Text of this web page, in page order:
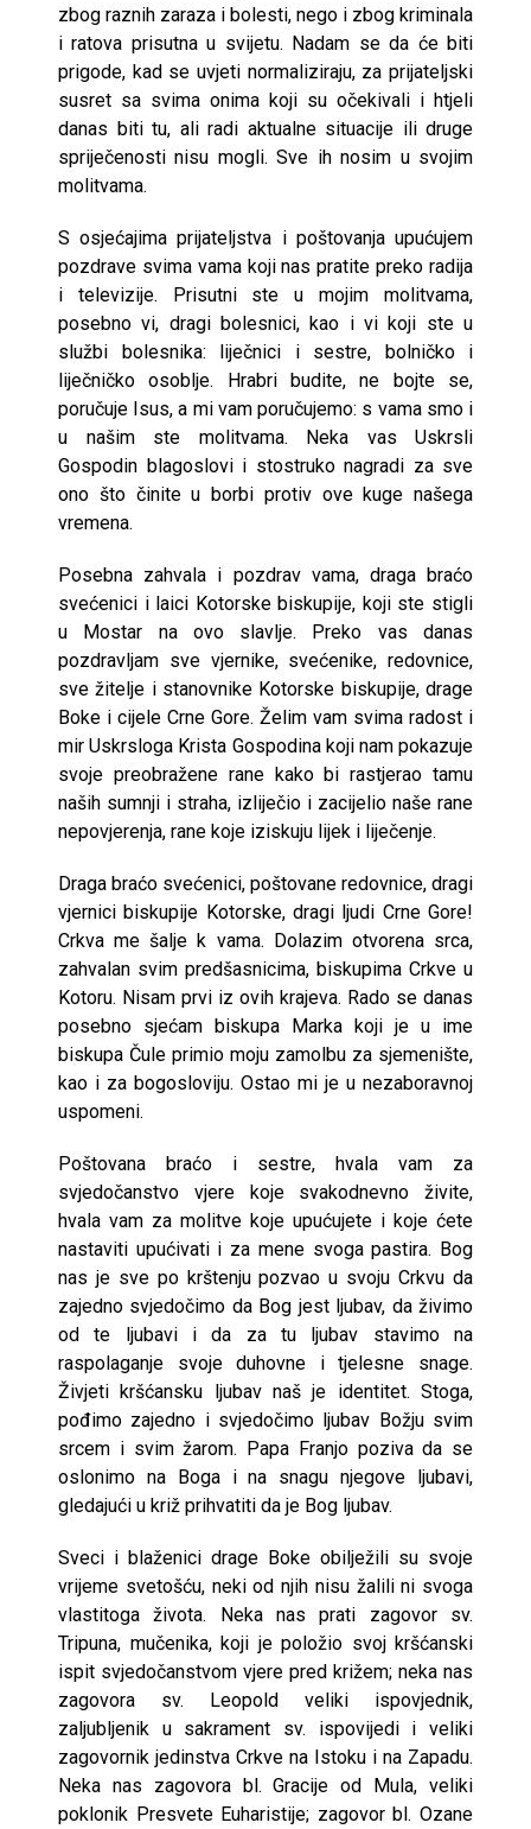
zbog raznih zaraza i bolesti, nego i zbog kriminala
i ratova prisutna u svijetu. Nadam se da će biti
prigode, kad se uvjeti normaliziraju, za prijateljski
susret sa svima onima koji su očekivali i htjeli
danas biti tu, ali radi aktualne situacije ili druge
spriječenosti nisu mogli. Sve ih nosim u svojim
molitvama.
S osjećajima prijateljstva i poštovanja upućujem
pozdrave svima vama koji nas pratite preko radija
i televizije. Prisutni ste u mojim molitvama,
posebno vi, dragi bolesnici, kao i vi koji ste u
službi bolesnika: liječnici i sestre, bolničko i
liječničko osoblje. Hrabri budite, ne bojte se,
poručuje Isus, a mi vam poručujemo: s vama smo i
u našim ste molitvama. Neka vas Uskrsli
Gospodin blagoslovi i stostruko nagradi za sve
ono što činite u borbi protiv ove kuge našega
vremena.
Posebna zahvala i pozdrav vama, draga braćo
svećenici i laici Kotorske biskupije, koji ste stigli
u Mostar na ovo slavlje. Preko vas danas
pozdravljam sve vjernike, svećenike, redovnice,
sve žitelje i stanovnike Kotorske biskupije, drage
Boke i cijele Crne Gore. Želim vam svima radost i
mir Uskrsloga Krista Gospodina koji nam pokazuje
svoje preobražene rane kako bi rastjerao tamu
naših sumnji i straha, izliječio i zacijelio naše rane
nepovjerenja, rane koje iziskuju lijek i liječenje.
Draga braćo svećenici, poštovane redovnice, dragi
vjernici biskupije Kotorske, dragi ljudi Crne Gore!
Crkva me šalje k vama. Dolazim otvorena srca,
zahvalan svim predšasnicima, biskupima Crkve u
Kotoru. Nisam prvi iz ovih krajeva. Rado se danas
posebno sjećam biskupa Marka koji je u ime
biskupa Čule primio moju zamolbu za sjemenište,
kao i za bogosloviju. Ostao mi je u nezaboravnoj
uspomeni.
Poštovana braćo i sestre, hvala vam za
svjedočanstvo vjere koje svakodnevno živite,
hvala vam za molitve koje upućujete i koje ćete
nastaviti upućivati i za mene svoga pastira. Bog
nas je sve po krštenju pozvao u svoju Crkvu da
zajedno svjedočimo da Bog jest ljubav, da živimo
od te ljubavi i da za tu ljubav stavimo na
raspolaganje svoje duhovne i tjelesne snage.
Živjeti kršćansku ljubav naš je identitet. Stoga,
pođimo zajedno i svjedočimo ljubav Božju svim
srcem i svim žarom. Papa Franjo poziva da se
oslonimo na Boga i na snagu njegove ljubavi,
gledajući u križ prihvatiti da je Bog ljubav.
Sveci i blaženici drage Boke obilježili su svoje
vrijeme svetošću, neki od njih nisu žalili ni svoga
vlastitoga života. Neka nas prati zagovor sv.
Tripuna, mučenika, koji je položio svoj kršćanski
ispit svjedočanstvom vjere pred križem; neka nas
zagovora sv. Leopold veliki ispovjednik,
zaljubljenik u sakrament sv. ispovijedi i veliki
zagovornik jedinstva Crkve na Istoku i na Zapadu.
Neka nas zagovora bl. Gracije od Mula, veliki
poklonik Presvete Euharistije; zagovor bl. Ozane